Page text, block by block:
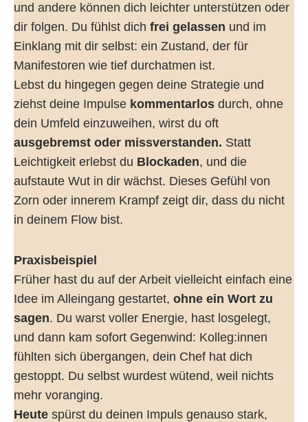
und andere können dich leichter unterstützen oder
dir folgen. Du fühlst dich frei gelassen und im
Einklang mit dir selbst: ein Zustand, der für
Manifestoren wie tief durchatmen ist.
Lebst du hingegen gegen deine Strategie und
ziehst deine Impulse kommentarlos durch, ohne
dein Umfeld einzuweihen, wirst du oft
ausgebremst oder missverstanden. Statt
Leichtigkeit erlebst du Blockaden, und die
aufstaute Wut in dir wächst. Dieses Gefühl von
Zorn oder innerem Krampf zeigt dir, dass du nicht
in deinem Flow bist.
Praxisbeispiel
Früher hast du auf der Arbeit vielleicht einfach eine
Idee im Alleingang gestartet, ohne ein Wort zu
sagen. Du warst voller Energie, hast losgelegt,
und dann kam sofort Gegenwind: Kolleg:innen
fühlten sich übergangen, dein Chef hat dich
gestoppt. Du selbst wurdest wütend, weil nichts
mehr voranging.
Heute spürst du deinen Impuls genauso stark,